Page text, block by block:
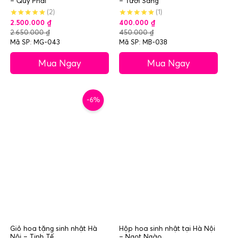
(2)
2.500.000 ₫
2.650.000₫
Mã SP: MG-043
Mua Ngay
(1)
400.000 ₫
450.000₫
Mã SP: MB-038
Mua Ngay
-6%
Giỏ hoa tặng sinh nhật Hà
Hộp hoa sinh nhật tại Hà Nội